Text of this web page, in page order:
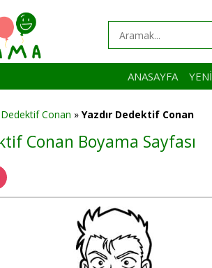
ANASAYFA YENI
Dedektif Conan » Yazdır Dedektif Conan
Conan Boyama Sayfası